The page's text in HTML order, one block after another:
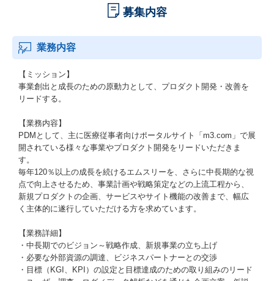
募集内容
業務内容
【ミッション】
事業創出と成長のための原動力として、プロダクト開発・改善を
リードする。
【業務内容】
PDMとして、主に医療従事者向けポータルサイト「m3.com」で展
開されている様々な事業やプロダクト開発をリードいただきま
す。
毎年120％以上の成長を続けるエムスリーを、さらに中長期的な視
点で向上させるため、事業計画や戦略策定などの上流工程から、
新規プロダクトの企画、サービスやサイト機能の改善まで、幅広
く主体的に遂行していただける方を求めています。
【業務詳細】
・中長期でのビジョン～戦略作成、新規事業の立ち上げ
・必要な外部資源の調達、ビジネスパートナーとの交渉
・目標（KGI、KPI）の設定と目標達成のための取り組みのリード